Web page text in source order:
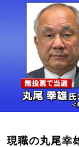
職の丸尾幸